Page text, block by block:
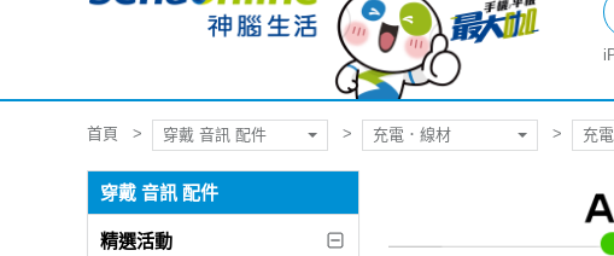
首頁 穿戴 音訊 配件 充電．線材 充
穿戴 音訊 配件
精選活動